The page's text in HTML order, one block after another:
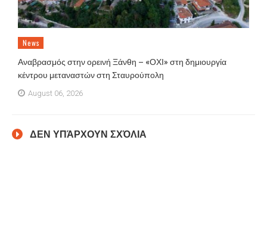
News
Αναβρασμός στην ορεινή Ξάνθη – «ΟΧΙ» στη δημιουργία
κέντρου μεταναστών στη Σταυρούπολη
August 06, 2026
ΔΕΝ ΥΠΆΡΧΟΥΝ ΣΧΌΛΙΑ